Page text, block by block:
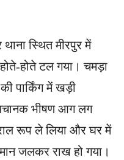
स्थित मीरपुर में
होते टल गया। चमड़ा
पार्किंग में खड़ी
भीषण आग लग
रूप ले लिया और घर में
जलकर राख हो गया।